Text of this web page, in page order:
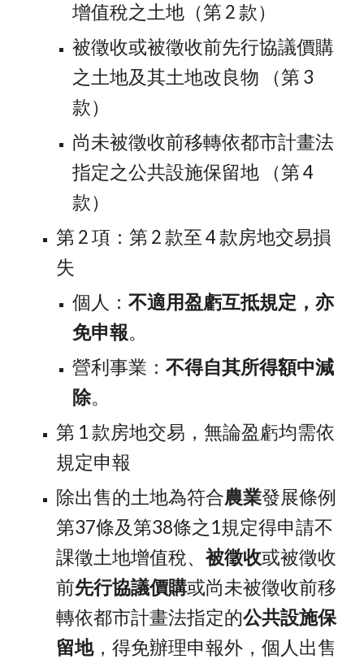
增值稅之土地（第 2 款）
被徵收或被徵收前先行協議價購
之土地及其土地改良物 （第 3
款）
尚未被徵收前移轉依都市計畫法
指定之公共設施保留地 （第 4
款）
第 2 項：第 2 款至 4 款房地交易損
失
個人：不適用盈虧互抵規定，亦
免申報。
營利事業：不得自其所得額中減
除。
第 1 款房地交易，無論盈虧均需依
規定申報
除出售的土地為符合農業發展條例
第37條及第38條之1規定得申請不
課徵土地增值稅、被徵收或被徵收
前先行協議價購或尚未被徵收前移
轉依都市計畫法指定的公共設施保
留地，得免辦理申報外，個人出售